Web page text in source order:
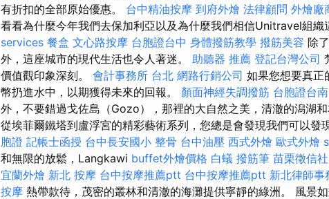
有折扣的全部原始優惠。 台中精油按摩 到府外燴 法律顧問 外燴廠
看看為什麼今年我們去保加利亞以及為什麼我們相信Unitravel組織
services 餐盒 文心路按摩 台胞證台中 身體撥筋教學 撥筋美容 除
外，這座城市的現代生活也令人著迷。 助聽器 推薦 登記台灣公司
價值觀印象深刻。 會計事務所 台北 網路行銷公司 如果您想要真正
幣扔進水中，以期獲得未來的回報。 顏面神經失調撥筋 台胞證台南
外，不要錯過戈佐島（Gozo），那裡的大自然之美，清澈的潟湖和
從埃菲爾鐵塔到盧浮宮的精彩藝術系列，您總是會發現我們可以發
胞證 記帳士函授 台中長安國小 整骨 台中油壓 西式外燴 歐式外燴
和無限的放鬆，Langkawi buffet外燴價格 白蟻 撥筋筆 苗栗徵信社
宜蘭外燴 新北 按摩 台中按摩推薦ptt 台中按摩推薦ptt 新北律師事
按摩 熱帶款待，茂密的叢林和清澈的海灘提供寧靜的綠洲。 風景